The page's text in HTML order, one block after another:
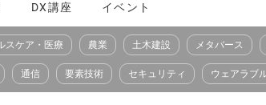
DX講座 イベント
スケア・医療 農業 土木建設 メタバース
通信 要素技術 セキュリティ ウェアラブ